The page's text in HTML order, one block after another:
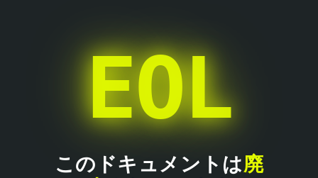
EOL
このドキュメントは廃